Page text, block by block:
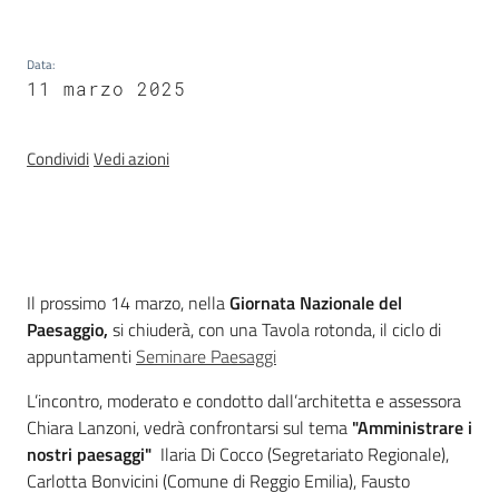
e
atti
Data:
11 marzo 2025
CondividiVedi azioni
Introduzione
Il prossimo 14 marzo, nellaGiornata Nazionale del
Paesaggio, si chiuderà, con una Tavola rotonda, il ciclo di
appuntamentiSeminare Paesaggi
L’incontro, moderato e condotto dall’architetta e assessora
Chiara Lanzoni, vedrà confrontarsi sul tema "Amministrare i
nostri paesaggi" Ilaria Di Cocco (Segretariato Regionale),
Carlotta Bonvicini (Comune di Reggio Emilia), Fausto